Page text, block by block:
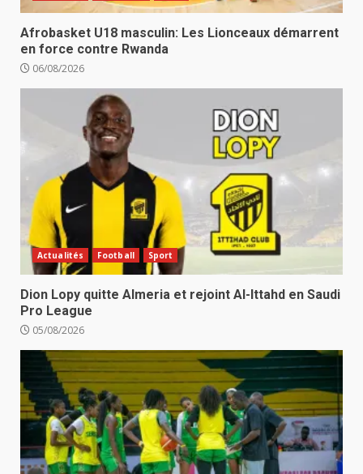
Afrobasket U18 masculin: Les Lionceaux démarrent
en force contre Rwanda
06/08/2026
Actualités Football Sport
Dion Lopy quitte Almeria et rejoint Al-Ittahd en Saudi
Pro League
05/08/2026